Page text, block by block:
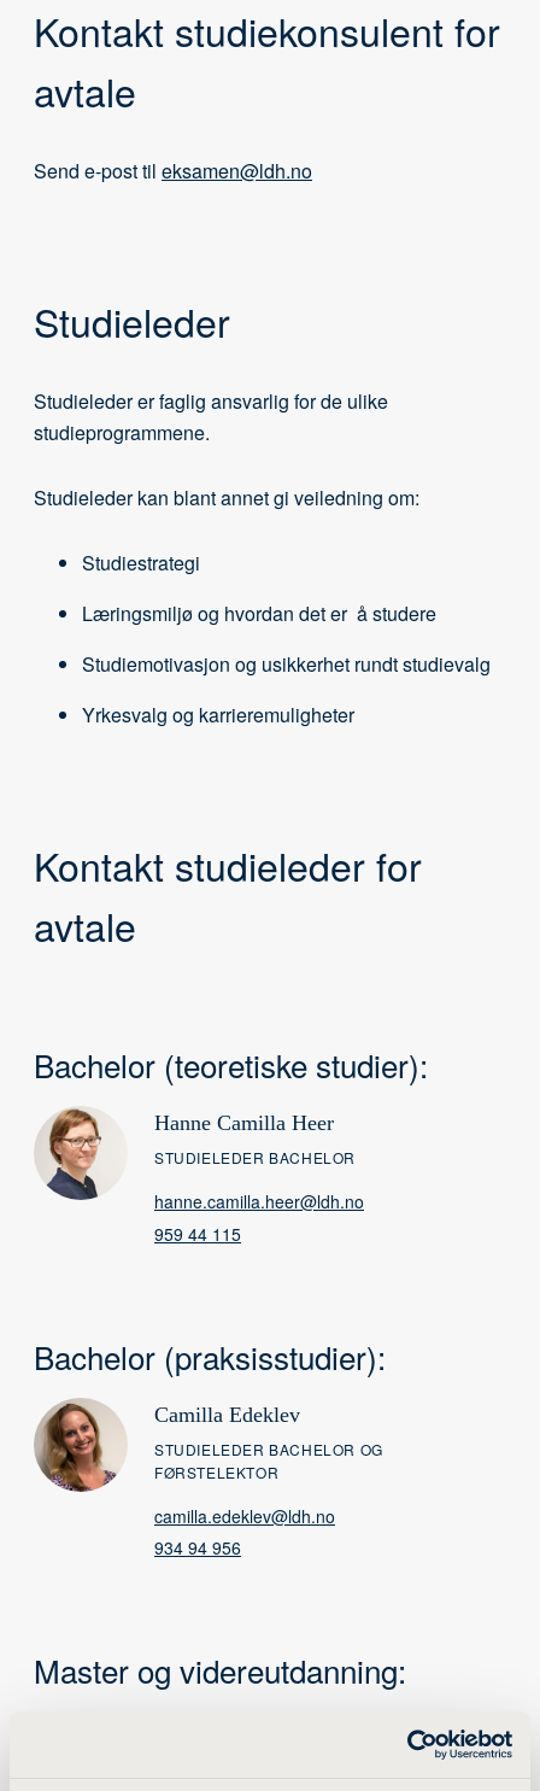
Kontakt studiekonsulent for
avtale
Send e-post til eksamen@ldh.no
Studieleder
Studieleder er faglig ansvarlig for de ulike
studieprogrammene.
Studieleder kan blant annet gi veiledning om:
Studiestrategi
Læringsmiljø og hvordan det er å studere
Studiemotivasjon og usikkerhet rundt studievalg
Yrkesvalg og karrieremuligheter
Kontakt studieleder for
avtale
Bachelor (teoretiske studier):
Hanne Camilla Heer
STUDIELEDER BACHELOR
hanne.camilla.heer@ldh.no
959 44 115
Bachelor (praksisstudier):
Camilla Edeklev
STUDIELEDER BACHELOR OG
FØRSTELEKTOR
camilla.edeklev@ldh.no
934 94 956
Master og videreutdanning: